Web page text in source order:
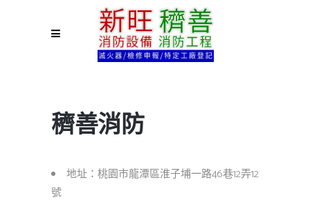
穧善消防
地址：桃園市龍潭區淮子埔一路46巷12弄12
號